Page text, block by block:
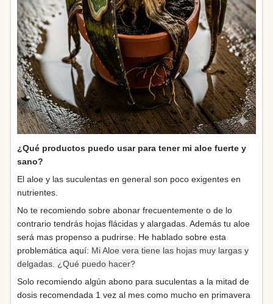
¿Qué productos puedo usar para tener mi aloe fuerte y
sano?
El aloe y las suculentas en general son poco exigentes en
nutrientes.
No te recomiendo sobre abonar frecuentemente o de lo
contrario tendrás hojas flácidas y alargadas. Además tu aloe
será mas propenso a pudrirse. He hablado sobre esta
problemática aquí: Mi Aloe vera tiene las hojas muy largas y
delgadas. ¿Qué puedo hacer?
Solo recomiendo algún abono para suculentas a la mitad de
dosis recomendada 1 vez al mes como mucho en primavera